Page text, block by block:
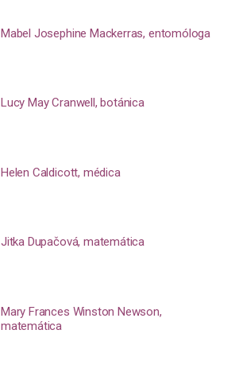
Mabel Josephine Mackerras, entomóloga
Lucy May Cranwell, botánica
Helen Caldicott, médica
Jitka Dupačová, matemática
Mary Frances Winston Newson,
matemática